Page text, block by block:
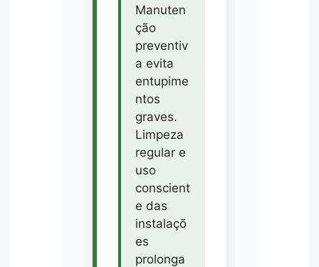
Manuten
ção
preventiv
a evita
entupime
ntos
graves.
Limpeza
regular e
uso
conscient
e das
instalaçõ
es
prolonga